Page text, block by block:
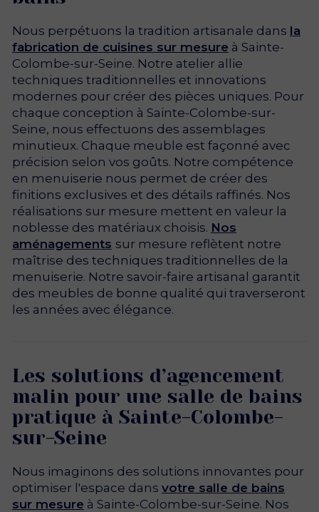
Nous perpétuons la tradition artisanale dans la
fabrication de cuisines sur mesure à Sainte-
Colombe-sur-Seine. Notre atelier allie
techniques traditionnelles et innovations
modernes pour créer des pièces uniques. Pour
chaque conception à Sainte-Colombe-sur-
Seine, nous effectuons des assemblages
minutieux. Chaque meuble est façonné avec
précision selon vos goûts. Notre compétence
en menuiserie nous permet de créer des
finitions exclusives et des détails raffinés. Nos
réalisations sur mesure mettent en valeur la
noblesse des matériaux choisis. Nos
aménagements sur mesure reflètent notre
maîtrise des techniques traditionnelles de la
menuiserie. Notre savoir-faire artisanal garantit
des meubles de bonne qualité qui traverseront
les années avec élégance.
Les solutions d’agencement
malin pour une salle de bains
pratique à Sainte-Colombe-
sur-Seine
Nous imaginons des solutions innovantes pour
optimiser l'espace dans votre salle de bains
sur mesure à Sainte-Colombe-sur-Seine. Nos